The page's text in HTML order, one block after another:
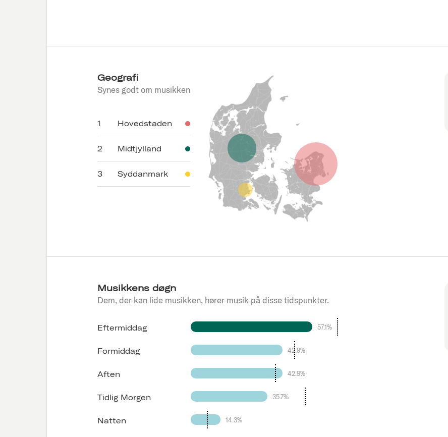
Geografi
Synes godt om musikken
1 Hovedstaden
2 Midtjylland
3 Syddanmark
Musikkens døgn
Dem, der kan lide musikken, hører musik på disse tidspunkter.
Eftermiddag 57.1%
Formiddag 42.9%
Aften 42.9%
Tidlig Morgen 35.7%
Natten 14.3%